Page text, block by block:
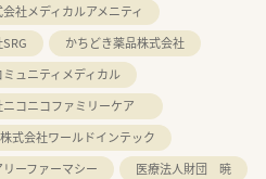
社メディカルアメニティ
かちどき薬品株式会社
ュニティメディカル
ニコニコファミリーケア
株式会社ワールドインテック
ーファーマシー
医療法人財団 暁